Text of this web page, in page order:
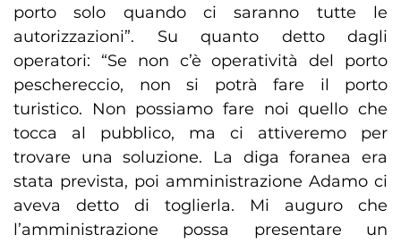
porto solo quando ci saranno tutte le
autorizzazioni”. Su quanto detto dagli
operatori: “Se non c’è operatività del porto
peschereccio, non si potrà fare il porto
turistico. Non possiamo fare noi quello che
tocca al pubblico, ma ci attiveremo per
trovare una soluzione. La diga foranea era
stata prevista, poi amministrazione Adamo ci
aveva detto di toglierla. Mi auguro che
l’amministrazione possa presentare un